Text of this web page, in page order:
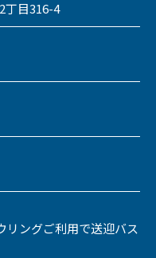
丁目316-4
リングご利用で送迎バス